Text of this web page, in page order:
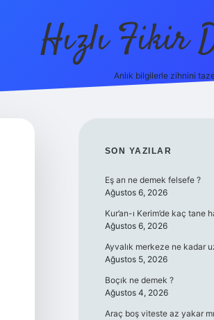
Hızlı Fikir
Anlık bilgilerle zihnini
SIDEBAR
SON YAZILAR
Eş arı ne demek felsefe ?
Ağustos 6, 2026
Kur’an-ı Kerim’de kaç tane
Ağustos 6, 2026
Ayvalık merkeze ne kadar
Ağustos 5, 2026
Boçık ne demek ?
Ağustos 4, 2026
Araç boş viteste az yakar